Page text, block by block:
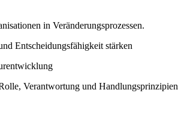
in Veränderungsprozessen.
Entscheidungsfähigkeit stärken
Verantwortung und Handlungsprinzipien